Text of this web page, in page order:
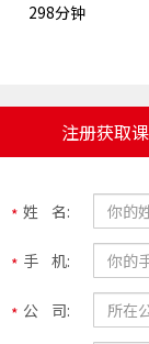
298分钟
注册获取
姓 名:
手 机:
公 司: